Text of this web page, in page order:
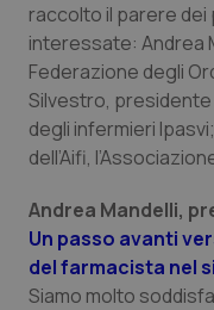
Lombardia
Marche
Molise
Piemonte
Provincia
Dolore
Donna &
Epatiti
HIV
Infezioni &
raccolto il parere
interessate: Andrea
Federazione degli
Silvestro, presidente
degli infermieri
dell’Aifi,
Andrea Mandelli,
Un passo avanti
del farmacista nel
Siamo molto